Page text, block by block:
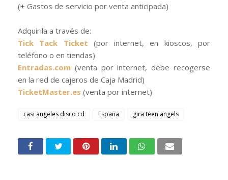
(+ Gastos de servicio por venta anticipada)
Adquirila a través de:
Tick Tack Ticket (por internet, en kioscos, por
teléfono o en tiendas)
Entradas.com (venta por internet, debe recogerse
en la red de cajeros de Caja Madrid)
TicketMaster.es (venta por internet)
casi angeles disco cd España gira teen angels